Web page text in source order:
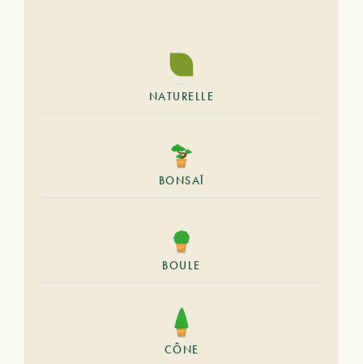
NATURELLE
BONSAÏ
BOULE
CÔNE